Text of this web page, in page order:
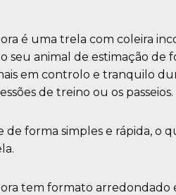
é uma trela com coleira
seu animal de estimação de
em controlo e tranquilo
de treino ou os passeios.
de forma simples e rápida,
tem formato arredondado